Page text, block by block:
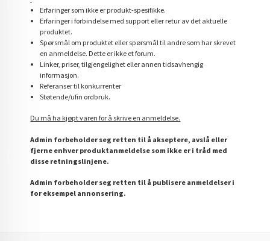
Erfaringer som ikke er produkt-spesifikke.
Erfaringer i forbindelse med support eller retur av det aktuelle
produktet.
Spørsmål om produktet eller spørsmål til andre som har skrevet
en anmeldelse. Dette er ikke et forum.
Linker, priser, tilgjengelighet eller annen tidsavhengig
informasjon.
Referanser til konkurrenter
Støtende/ufin ordbruk.
Du må ha kjøpt varen for å skrive en anmeldelse.
Admin forbeholder seg retten til å akseptere, avslå eller
fjerne enhver produktanmeldelse som ikke er i tråd med
disse retningslinjene.
Admin forbeholder seg retten til å publisere anmeldelser i
for eksempel annonsering.